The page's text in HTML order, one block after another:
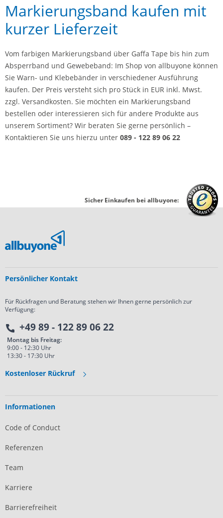
Markierungsband kaufen mit
kurzer Lieferzeit
Vom farbigen Markierungsband über Gaffa Tape bis hin zum
Absperrband und Gewebeband: Im Shop von allbuyone können
Sie Warn- und Klebebänder in verschiedener Ausführung
kaufen. Der Preis versteht sich pro Stück in EUR inkl. Mwst.
zzgl. Versandkosten. Sie möchten ein Markierungsband
bestellen oder interessieren sich für andere Produkte aus
unserem Sortiment? Wir beraten Sie gerne persönlich –
Kontaktieren Sie uns hierzu unter 089 - 122 89 06 22
Sicher Einkaufen bei allbuyone:
Persönlicher Kontakt
Für Rückfragen und Beratung stehen wir Ihnen gerne persönlich zur
Verfügung:
+49 89 - 122 89 06 22
Montag bis Freitag:
9:00 - 12:30 Uhr
13:30 - 17:30 Uhr
Kostenloser Rückruf
Informationen
Code of Conduct
Referenzen
Team
Karriere
Barrierefreiheit